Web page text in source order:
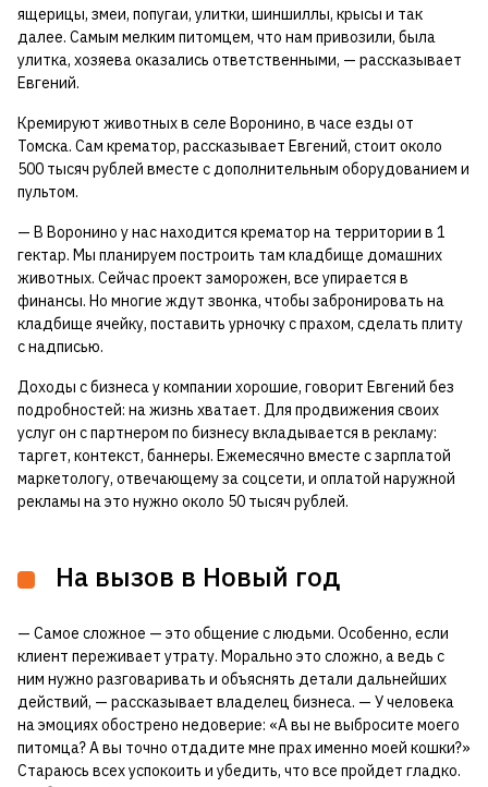
ящерицы, змеи, попугаи, улитки, шиншиллы, крысы и так
далее. Самым мелким питомцем, что нам привозили, была
улитка, хозяева оказались ответственными, — рассказывает
Евгений.
Кремируют животных в селе Воронино, в часе езды от
Томска. Сам крематор, рассказывает Евгений, стоит около
500 тысяч рублей вместе с дополнительным оборудованием и
пультом.
— В Воронино у нас находится крематор на территории в 1
гектар. Мы планируем построить там кладбище домашних
животных. Сейчас проект заморожен, все упирается в
финансы. Но многие ждут звонка, чтобы забронировать на
кладбище ячейку, поставить урночку с прахом, сделать плиту
с надписью.
Доходы с бизнеса у компании хорошие, говорит Евгений без
подробностей: на жизнь хватает. Для продвижения своих
услуг он с партнером по бизнесу вкладывается в рекламу:
таргет, контекст, баннеры. Ежемесячно вместе с зарплатой
маркетологу, отвечающему за соцсети, и оплатой наружной
рекламы на это нужно около 50 тысяч рублей.
На вызов в Новый год
— Самое сложное — это общение с людьми. Особенно, если
клиент переживает утрату. Морально это сложно, а ведь с
ним нужно разговаривать и объяснять детали дальнейших
действий, — рассказывает владелец бизнеса. — У человека
на эмоциях обострено недоверие: «А вы не выбросите моего
питомца? А вы точно отдадите мне прах именно моей кошки?»
Стараюсь всех успокоить и убедить, что все пройдет гладко.